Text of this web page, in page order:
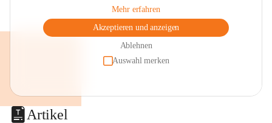
Mehr erfahren
Akzeptieren und anzeigen
Ablehnen
Auswahl merken
Artikel